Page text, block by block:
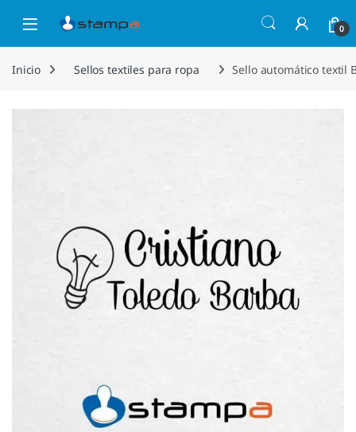
Open 0
Inicio Sellos textiles para ropa Sello automático textil